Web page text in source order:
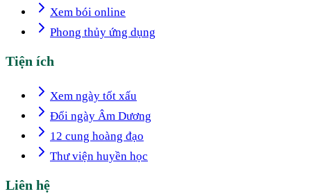
Xem bói online
Phong thủy ứng dụng
Tiện ích
Xem ngày tốt xấu
Đổi ngày Âm Dương
12 cung hoàng đạo
Thư viện huyền học
Liên hệ